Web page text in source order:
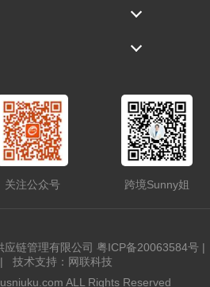
关注公众号 跨境Sunny姐
链管理有限公司 粤ICP备20063584号|
|
技术支持：网联科技
ALL Rights Reserved